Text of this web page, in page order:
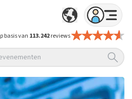
basis van 113.242reviews